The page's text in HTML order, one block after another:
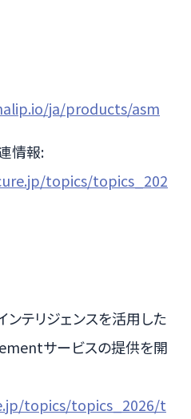
ja/products/asm
情報:
topics/topics_202
ンテリジェンスを活用した
サービスの提供を開
topics/topics_2026/t